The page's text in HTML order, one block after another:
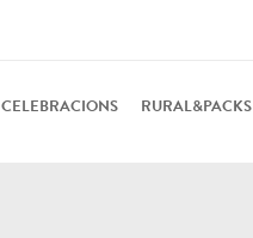
CELEBRACIONS RURAL&PACKS